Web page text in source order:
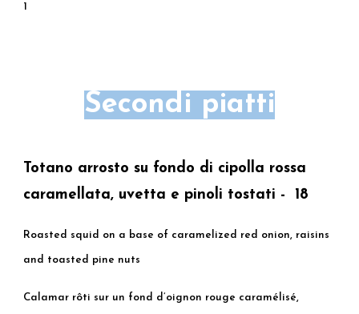
1
Secondi piatti
Totano arrosto su fondo di cipolla rossa
caramellata, uvetta e pinoli tostati - 18
Roasted squid on a base of caramelized red onion, raisins
and toasted pine nuts
Calamar rôti sur un fond d’oignon rouge caramélisé,